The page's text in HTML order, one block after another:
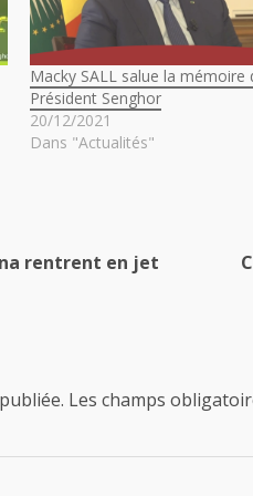
Macky SALL salue la mémoire
Président Senghor
20/12/2021
Dans "Actualités"
rentrent en jet
Les champs